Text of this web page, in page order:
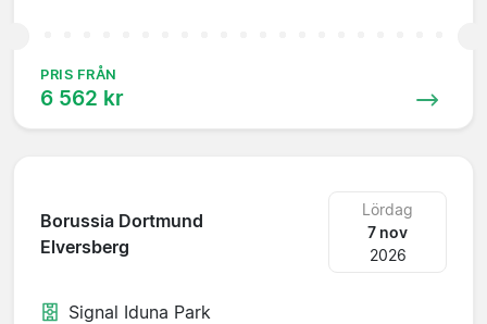
PRIS FRÅN
6 562 kr
Borussia Dortmund
Elversberg
Lördag
7 nov
2026
Signal Iduna Park